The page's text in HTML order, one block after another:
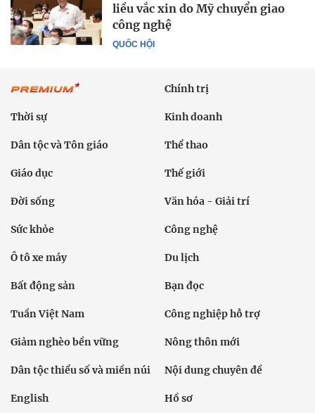
QUỐC HỘI
liều vắc xin do Mỹ chuyển giao
công nghệ
Chính trị
Thời sự Kinh doanh
Dân tộc và Tôn giáo Thể thao
Giáo dục Thế giới
Đời sống Văn hóa - Giải trí
Sức khỏe Công nghệ
Ô tô xe máy Du lịch
Bất động sản Bạn đọc
Tuần Việt Nam Công nghiệp hỗ trợ
Giảm nghèo bền vững Nông thôn mới
Dân tộc thiểu số và miền núi Nội dung chuyên đề
English Hồ sơ